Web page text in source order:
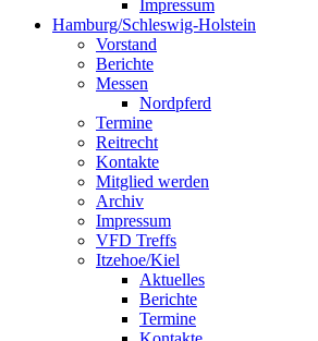
Impressum
Hamburg/Schleswig-Holstein
Vorstand
Berichte
Messen
Nordpferd
Termine
Reitrecht
Kontakte
Mitglied werden
Archiv
Impressum
VFD Treffs
Itzehoe/Kiel
Aktuelles
Berichte
Termine